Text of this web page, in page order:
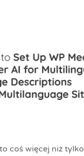
coś więcej niż tylko